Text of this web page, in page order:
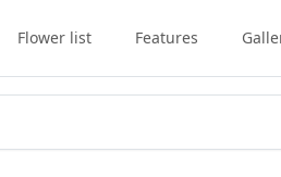
Flower list Features